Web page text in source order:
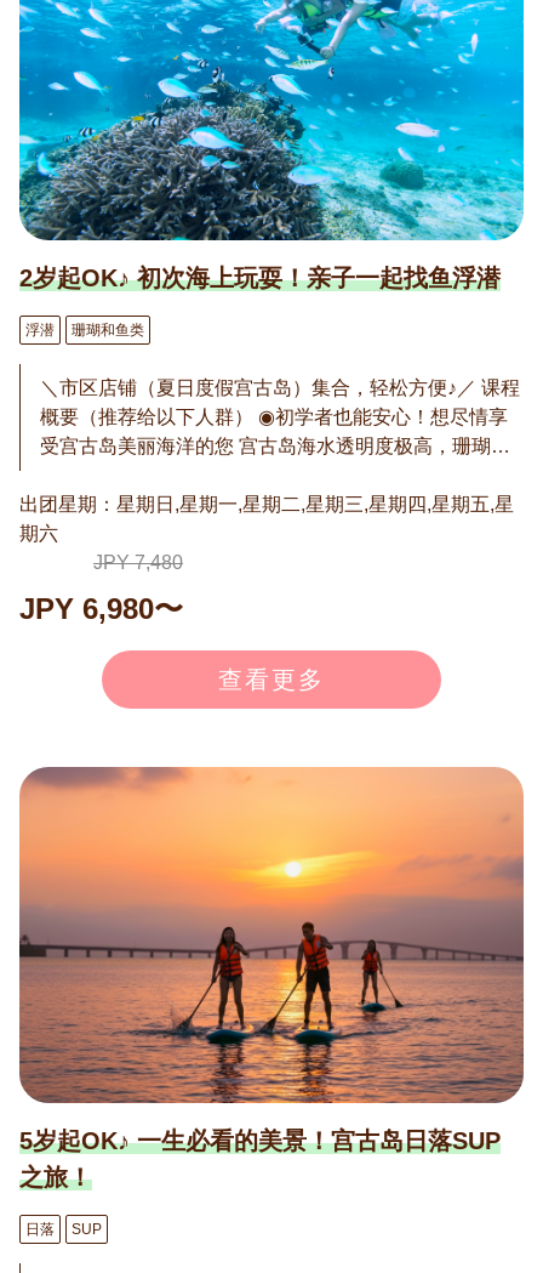
2岁起OK♪ 初次海上玩耍！亲子一起找鱼浮潜
浮潜 珊瑚和鱼类
＼市区店铺（夏日度假宫古岛）集合，轻松方便♪／ 课程
概要（推荐给以下人群） ◉初学者也能安心！想尽情享
受宫古岛美丽海洋的您 宫古岛海水透明度极高，珊瑚礁
观。所有导游均持有PADI认证浮潜教练资格，确保安全
舒适体验。 ◉推荐给带小孩的家庭 2岁即可参加！根据孩
子的节奏进行，并细心讲解器材使用方法。从脚能触底
镜代替面罩观看海底。 ◉欢迎活力满满的银发族！ 75岁
以内均可参加。无特殊病史或服药者无需医生证明。行
程在浅水区进行，无需长距离游泳。一起享受宫古岛的
美丽海洋吧！ 通常价格：8,000日元（含税） → 6,930日
举办
出团星期：星期日,星期一,星期二,星期三,星期四,星期五,星
期六
JPY 7,480
JPY 6,980〜
查看更多
5岁起OK♪ 一生必看的美景！宫古岛日落SUP
之旅！
日落 SUP